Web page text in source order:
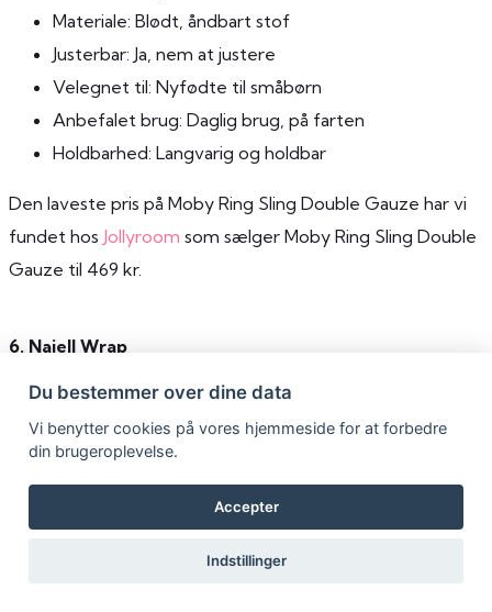
Materiale: Blødt, åndbart stof
Justerbar: Ja, nem at justere
Velegnet til: Nyfødte til småbørn
Anbefalet brug: Daglig brug, på farten
Holdbarhed: Langvarig og holdbar
Den laveste pris på Moby Ring Sling Double Gauze har vi
fundet hos Jollyroom som sælger Moby Ring Sling Double
Gauze til 469 kr.
6. Najell Wrap
Vi fremhæver:
Lavet af økologisk bomuld
Ønsker du flere oplysninger?
Den laveste pris har vi fundet hos
Du bestemmer over dine data
Vi benytter cookies på vores hjemmeside for at forbedre
din brugeroplevelse.
Accepter
Indstillinger